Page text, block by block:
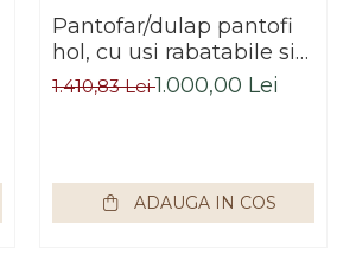
Pantofar/dulap pantofi
hol, cu usi rabatabile si
sertar,bej crem casmir,
pal+mdf casmir , 98x
negre, butoni auriu,
Bortis
1.410,83 Lei1.000,00 Lei
ADAUGA IN COS